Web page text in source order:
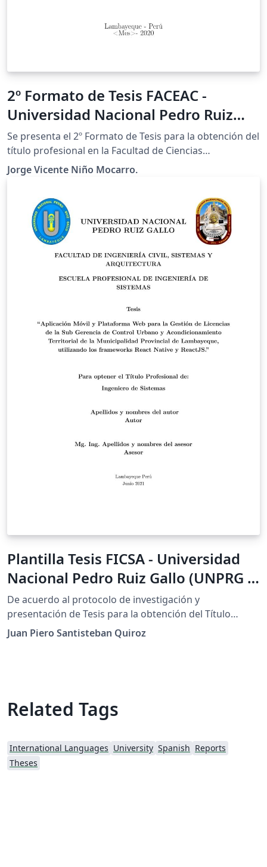
2º Formato de Tesis FACEAC -
Universidad Nacional Pedro Ruiz
Gallo (Perú)
Se presenta el 2º Formato de Tesis para la obtención del
título profesional en la Facultad de Ciencias
Económicas, Administrativas y Contables (FACEAC) -
Universidad Nacional Pedro Ruiz Gallo (Perú). Espero
el público en general.
Jorge Vicente Niño Mocarro.
Plantilla Tesis FICSA - Universidad
Nacional Pedro Ruiz Gallo (UNPRG -
PERÚ)
De acuerdo al protocolo de investigación y
presentación de Tesis para la obtención del Título
Profesional, aplicado para la Facultad de Ingeniería
Civil, Sistemas y Arquitectura (FICSA) - UNPRG -
Juan Piero Santisteban Quiroz
Related Tags
International Languages University Spanish Reports
Theses